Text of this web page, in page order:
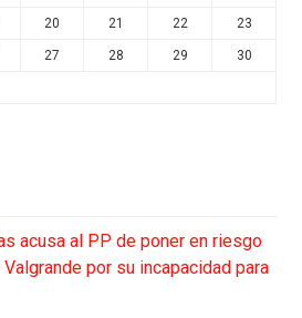
20 21 22 23
27 28 29 30
acusa al PP de poner en riesgo
por su incapacidad para